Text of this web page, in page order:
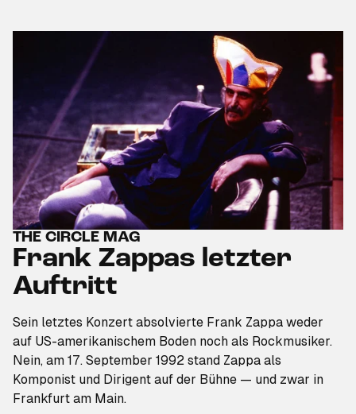
THE CIRCLE MAG
Frank Zappas letzter
Auftritt
Sein letztes Konzert absolvierte Frank Zappa weder
auf US-amerikanischem Boden noch als Rockmusiker.
Nein, am 17. September 1992 stand Zappa als
Komponist und Dirigent auf der Bühne — und zwar in
Frankfurt am Main.